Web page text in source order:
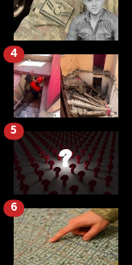
4
5
6